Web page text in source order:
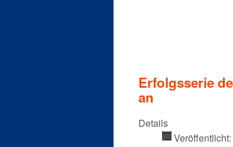
Erfolgsserie
an
Details